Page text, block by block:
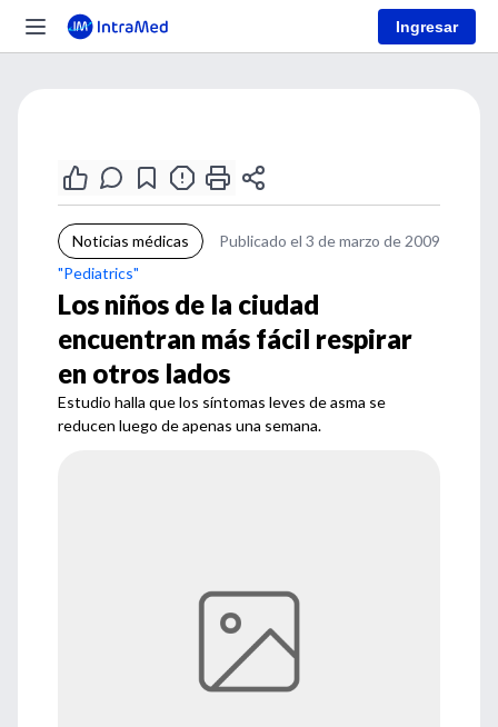
Ingresar
Noticias médicas
Publicado el 3 de marzo de 2009
"Pediatrics"
Los niños de la ciudad
encuentran más fácil respirar
en otros lados
Estudio halla que los síntomas leves de asma se
reducen luego de apenas una semana.